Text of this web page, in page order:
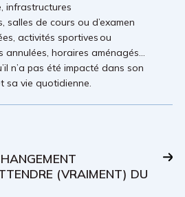
infrastructures
salles de cours ou d’examen
activités sportives ou
annulées, horaires aménagés…
n’a pas été impacté dans son
sa vie quotidienne.
(VRAIMENT) DU